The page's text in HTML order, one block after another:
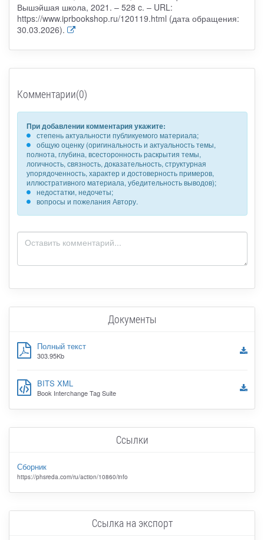
Вышэйшая школа, 2021. – 528 c. – URL:
https://www.iprbookshop.ru/120119.html (дата обращения:
30.03.2026).
Комментарии(0)
При добавлении комментария укажите:
степень актуальности публикуемого материала;
общую оценку (оригинальность и актуальность темы,
полнота, глубина, всесторонность раскрытия темы,
логичность, связность, доказательность, структурная
упорядоченность, характер и достоверность примеров,
иллюстративного материала, убедительность выводов);
недостатки, недочеты;
вопросы и пожелания Автору.
Документы
Полный текст
303.95Kb
BITS XML
Book Interchange Tag Suite
Ссылки
Сборник
https://phsreda.com/ru/action/10860/info
Ссылка на экспорт